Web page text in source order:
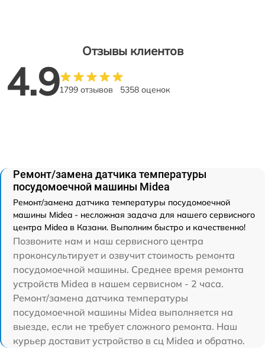
Отзывы клиентов
4.91799 отзывов 5358 оценок
Ремонт/замена датчика температуры
посудомоечной машины Midea
Ремонт/замена датчика температуры посудомоечной
машины Midea - несложная задача для нашего сервисного
центра Midea в Казани. Выполним быстро и качественно!
Позвоните нам и наш сервисного центра
проконсультирует и озвучит стоимость ремонта
посудомоечной машины. Среднее время ремонта
устройств Midea в нашем сервисном - 2 часа.
Ремонт/замена датчика температуры
посудомоечной машины Midea выполняется на
выезде, если не требует сложного ремонта. Наш
курьер доставит устройство в сц Midea и обратно.